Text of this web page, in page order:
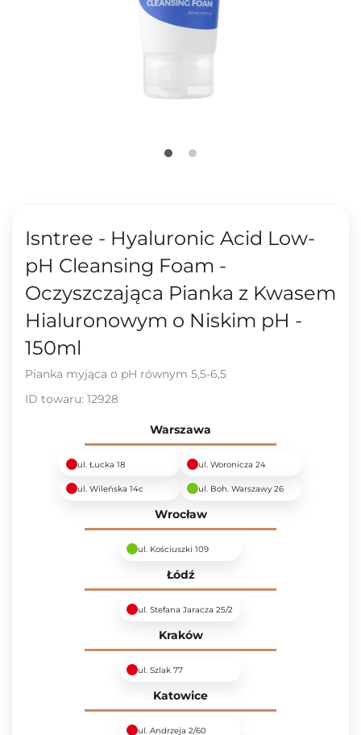
Isntree - Hyaluronic Acid Low-
pH Cleansing Foam -
Oczyszczająca Pianka z Kwasem
Hialuronowym o Niskim pH -
150ml
Pianka myjąca o pH równym 5,5-6,5
ID towaru: 12928
Warszawa
ul. Łucka 18 ul. Woronicza 24
ul. Wileńska 14c ul. Boh. Warszawy 26
Wrocław
ul. Kościuszki 109
Łódź
ul. Stefana Jaracza 25/2
Kraków
ul. Szlak 77
Katowice
ul. Andrzeja 2/60